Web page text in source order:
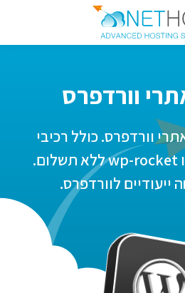
וורדפרס
וורדפרס. כולל רכיבי
Elementor Pro ו wp-rocket ללא תשלום.
לוורדפרס.